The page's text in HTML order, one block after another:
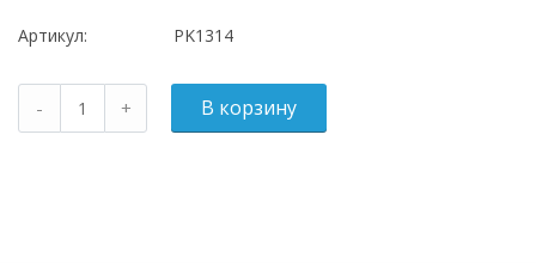
Артикул: PK1314